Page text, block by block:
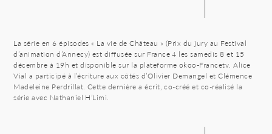
La série en 6 épisodes « La vie de Château » (Prix du jury au Festival
d’animation d’Annecy) est diffusée sur France 4 les samedis 8 et 15
décembre à 19h et disponible sur la plateforme okoo-Francetv. Alice
Vial a participé à l’écriture aux côtés d’Olivier Demangel et Clémence
Madeleine Perdrillat. Cette dernière a écrit, co-créé et co-réalisé la
série avec Nathaniel H’Limi.